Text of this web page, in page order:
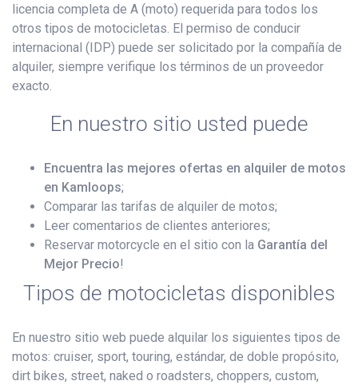
licencia completa de A (moto) requerida para todos los
otros tipos de motocicletas. El permiso de conducir
internacional (IDP) puede ser solicitado por la compañía de
alquiler, siempre verifique los términos de un proveedor
exacto.
En nuestro sitio usted puede
Encuentra las mejores ofertas en alquiler de motos
en Kamloops;
Comparar las tarifas de alquiler de motos;
Leer comentarios de clientes anteriores;
Reservar motorcycle en el sitio con la Garantía del
Mejor Precio!
Tipos de motocicletas disponibles
En nuestro sitio web puede alquilar los siguientes tipos de
motos: cruiser, sport, touring, estándar, de doble propósito,
dirt bikes, street, naked o roadsters, choppers, custom,